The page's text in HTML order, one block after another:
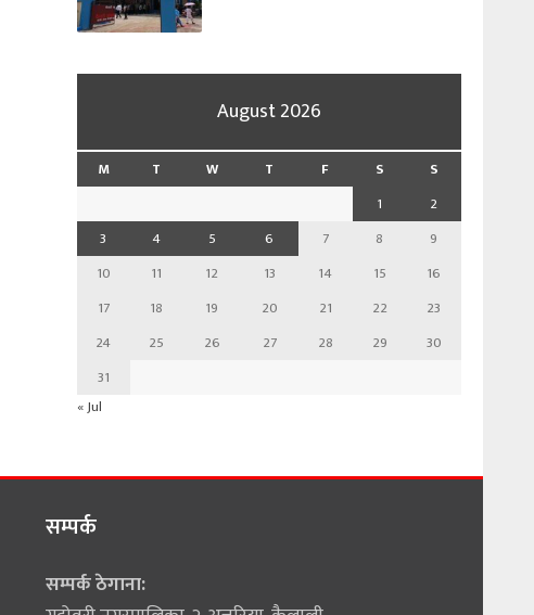
August 2026
M T W T F S
S
1
2
3
4 5 6 7 8
9
10
11 12 13 14 15
16
17
18 19 20 21 22
23
24
25 26 27 28 29
30
31
« Jul
सम्पर्क
सम्पर्क ठेगाना: